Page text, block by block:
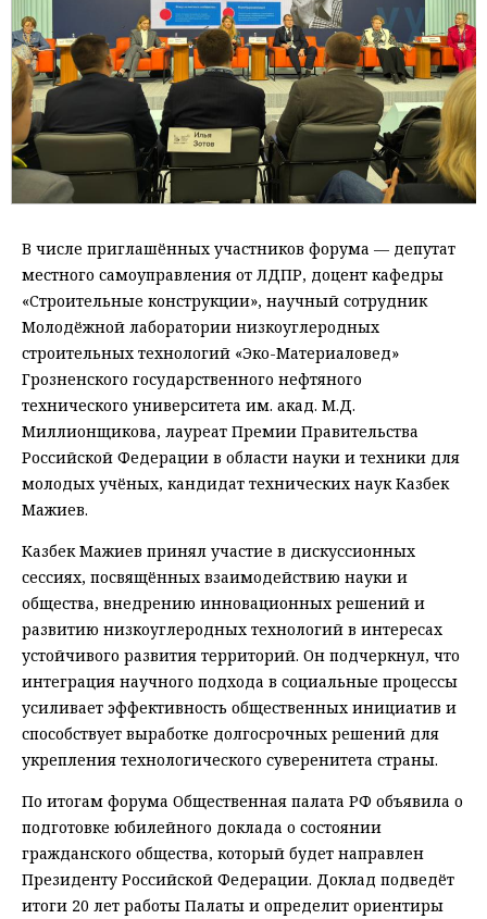
В числе приглашённых участников форума — депутат
местного самоуправления от ЛДПР, доцент кафедры
«Строительные конструкции», научный сотрудник
Молодёжной лаборатории низкоуглеродных
строительных технологий «Эко-Материаловед»
Грозненского государственного нефтяного
технического университета им. акад. М.Д.
Миллионщикова, лауреат Премии Правительства
Российской Федерации в области науки и техники для
молодых учёных, кандидат технических наук Казбек
Мажиев.
Казбек Мажиев принял участие в дискуссионных
сессиях, посвящённых взаимодействию науки и
общества, внедрению инновационных решений и
развитию низкоуглеродных технологий в интересах
устойчивого развития территорий. Он подчеркнул, что
интеграция научного подхода в социальные процессы
усиливает эффективность общественных инициатив и
способствует выработке долгосрочных решений для
укрепления технологического суверенитета страны.
По итогам форума Общественная палата РФ объявила о
подготовке юбилейного доклада о состоянии
гражданского общества, который будет направлен
Президенту Российской Федерации. Доклад подведёт
итоги 20 лет работы Палаты и определит ориентиры